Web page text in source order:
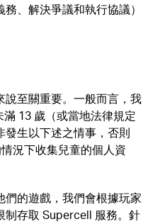
、解決爭議和執行協議）
說至關重要。一般而言，我
13 歲（或當地法律規定
發生以下述之情事，否則
況下收集兒童的個人資
的遊戲，我們會根據玩家
制存取 Supercell 服務。針